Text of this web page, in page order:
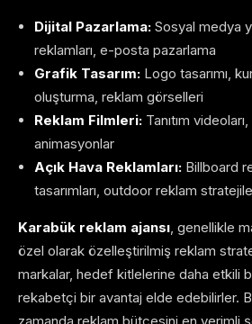
Dijital Pazarlama: Sosyal medya
reklamları, e-posta pazarlama
Grafik Tasarım: Logo tasarımı,
oluşturma, reklam görselleri
Reklam Filmleri: Tanıtım
animasyonlar
Açık Hava Reklamları: Billboard
tasarımları, outdoor reklam
Karabük reklam ajansı, genellikle
özel olarak özelleştirilmiş reklam
markalar, hedef kitlelerine daha etkili
rekabetçi bir avantaj elde edebilirler.